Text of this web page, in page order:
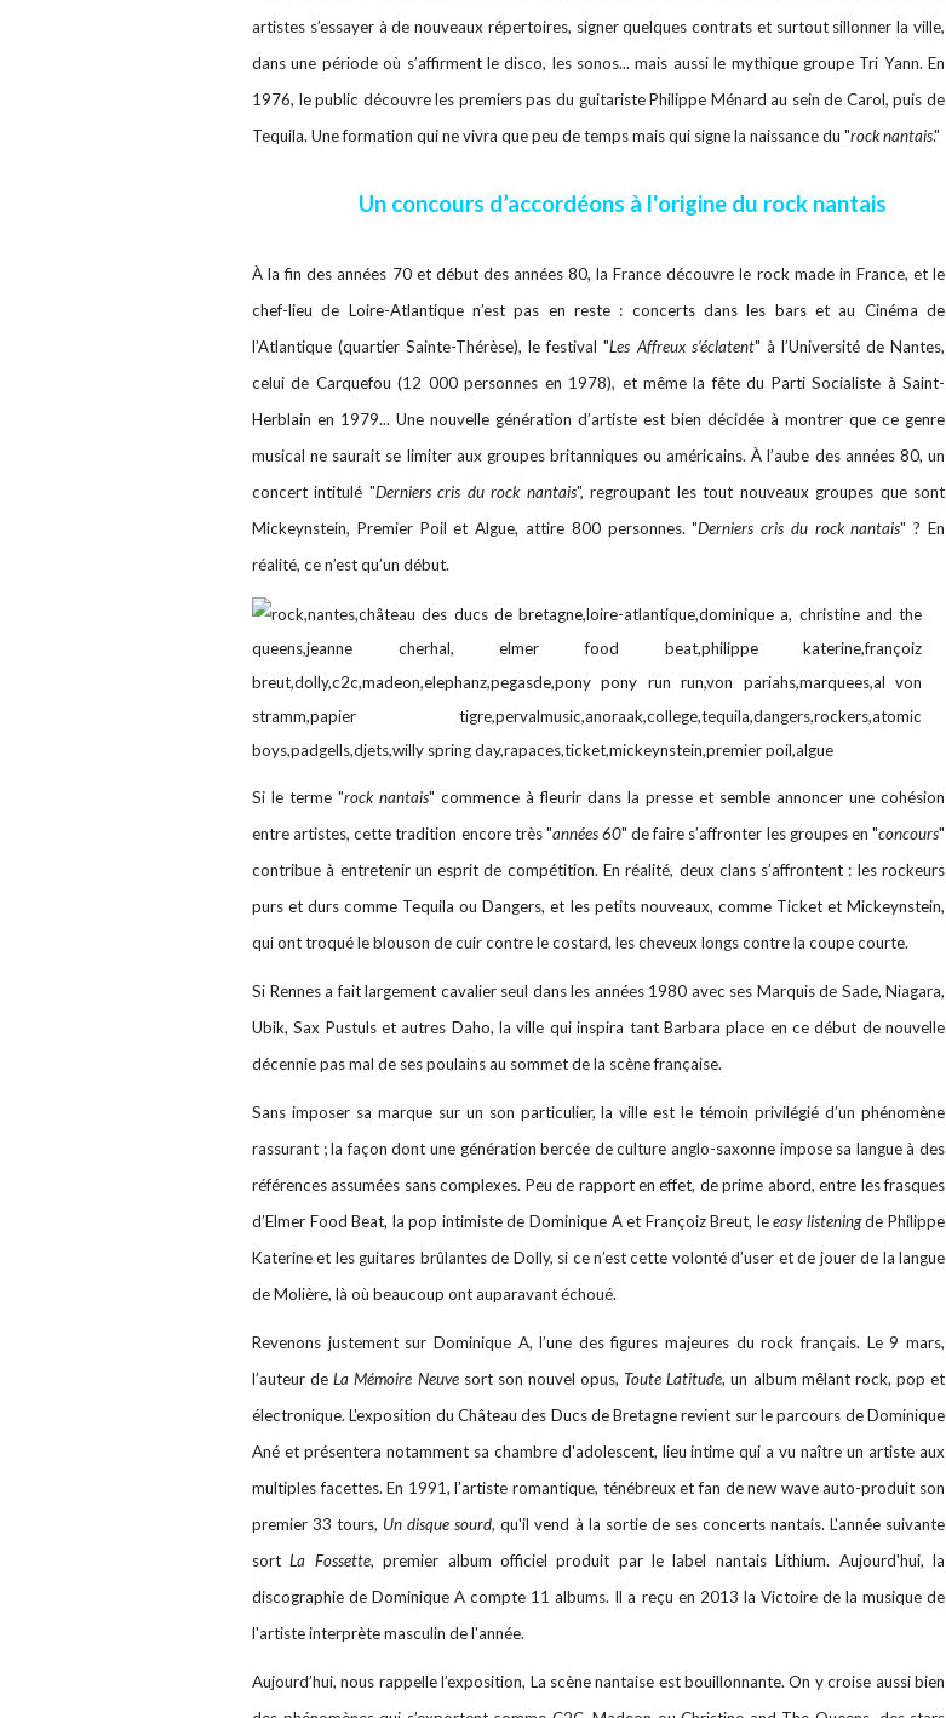
artistes s’essayer à de nouveaux répertoires, signer quelques contrats et surtout sillonner la ville,
dans une période où s’affirment le disco, les sonos... mais aussi le mythique groupe Tri Yann. En
1976, le public découvre les premierspas du guitariste Philippe Ménard au sein de Carol, puis de
Tequila. Une formation qui ne vivra que peu de temps mais qui signe la naissance du "rock nantais."
Un concours d’accordéons à l'origine du rock nantais
À la fin des années 70 et début des années 80, la France découvre le rock made in France, et le
chef-lieu de Loire-Atlantique n’est pas en reste : concerts dans les bars et au Cinéma de
l’Atlantique (quartier Sainte-Thérèse), le festival "Les Affreux s’éclatent" à l’Université de Nantes,
celui de Carquefou (12 000 personnes en 1978), et même la fête du Parti Socialiste à Saint-
Herblain en 1979... Une nouvelle génération d’artiste est bien décidée à montrer que ce genre
musical ne saurait se limiter aux groupes britanniques ou américains. À l’aube des années 80, un
concert intitulé "Derniers cris du rock nantais", regroupant les tout nouveaux groupes que sont
Mickeynstein, Premier Poil et Algue, attire 800 personnes. "Derniers cris du rock nantais" ? En
réalité, ce n’est qu’un début.
Si le terme "rock nantais" commence à fleurir dans la presse et semble annoncer une cohésion
entre artistes, cette tradition encore très "années 60" de faire s’affronter les groupes en "concours"
contribue à entretenir un esprit de compétition. En réalité, deux clans s’affrontent : les rockeurs
purs et durs comme Tequila ou Dangers, et les petits nouveaux, comme Ticket et Mickeynstein,
qui ont troqué le blouson de cuir contre le costard, les cheveux longs contre la coupe courte.
Si Rennes a fait largement cavalier seul dans les années 1980 avec ses Marquis de Sade, Niagara,
Ubik, Sax Pustuls et autres Daho, la ville qui inspira tant Barbara place en ce début de nouvelle
décennie pas mal de ses poulains au sommet de la scène française.
Sans imposer sa marque sur un son particulier, la ville est le témoin privilégié d’un phénomène
rassurant ; la façon dont une génération bercée de culture anglo-saxonne impose sa langue à des
références assumées sans complexes. Peu de rapport en effet, de prime abord, entre les frasques
d’Elmer Food Beat, la pop intimiste de Dominique A et Françoiz Breut, leeasy listeningde Philippe
Katerine et les guitares brûlantes de Dolly, si ce n’est cette volonté d’user et de jouer de la langue
de Molière, là où beaucoup ont auparavant échoué.
Revenons justement sur Dominique A, l’une des figures majeures du rock français. Le 9 mars,
l’auteur deLa Mémoire Neuvesort son nouvel opus,Toute Latitude, un album mêlant rock, pop et
électronique. L'exposition du Château des Ducs de Bretagne revient sur le parcours de Dominique
Ané et présentera notamment sa chambre d'adolescent, lieu intime qui a vu naître un artiste aux
multiples facettes. En 1991, l'artiste romantique, ténébreux et fan de new wave auto-produit son
premier 33 tours, Un disque sourd, qu'il vend à la sortie de ses concerts nantais. L'année suivante
sortLa Fossette, premier album officiel produit par le label nantais Lithium. Aujourd'hui, la
discographie de Dominique A compte 11 albums. Il a reçu en 2013 la Victoire de la musique de
l'artiste interprète masculin de l'année.
Aujourd’hui, nous rappelle l’exposition, La scène nantaise est bouillonnante. On y croise aussi bien